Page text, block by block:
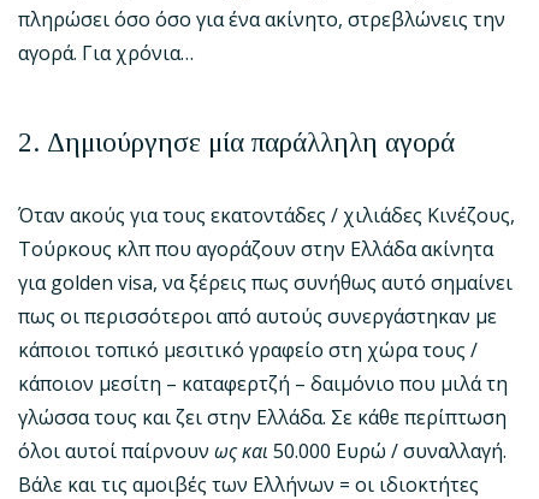
πληρώσει όσο όσο για ένα ακίνητο, στρεβλώνεις την
αγορά. Για χρόνια…
2. Δημιούργησε μία παράλληλη αγορά
Όταν ακούς για τους εκατοντάδες / χιλιάδες Κινέζους,
Τούρκους κλπ που αγοράζουν στην Ελλάδα ακίνητα
για golden visa, να ξέρεις πως συνήθως αυτό σημαίνει
πως οι περισσότεροι από αυτούς συνεργάστηκαν με
κάποιοι τοπικό μεσιτικό γραφείο στη χώρα τους /
κάποιον μεσίτη – καταφερτζή – δαιμόνιο που μιλά τη
γλώσσα τους και ζει στην Ελλάδα. Σε κάθε περίπτωση
όλοι αυτοί παίρνουν ως και 50.000 Ευρώ / συναλλαγή.
Βάλε και τις αμοιβές των Ελλήνων = οι ιδιοκτήτες